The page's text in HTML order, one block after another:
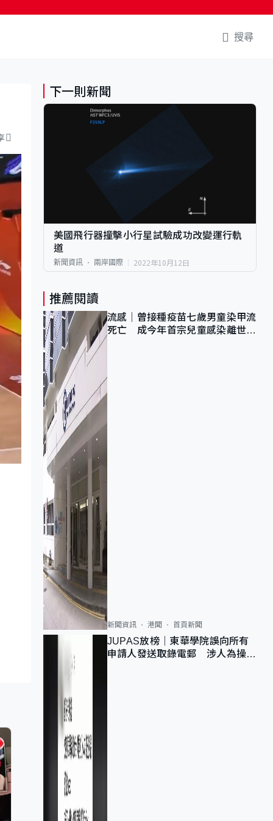
搜尋
下一則新聞
美國飛行器撞擊小行星試驗成功改變運行軌
道
新聞資訊 兩岸國際 2022年10月12日
推薦閱讀
流感｜曾接種疫苗七歲男童染甲流
死亡 成今年首宗兒童感染離世個
新聞資訊 港聞 首頁新聞
JUPAS放榜｜東華學院誤向所有
申請人發送取錄電郵 涉人為操作